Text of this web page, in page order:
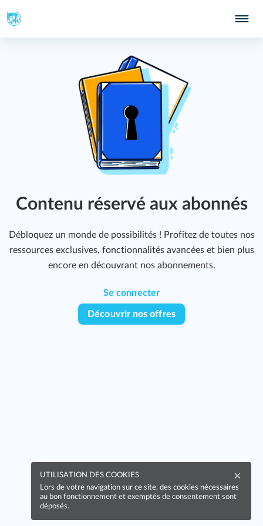
Contenu réservé aux abonnés
Débloquez un monde de possibilités ! Profitez de toutes nos
ressources exclusives, fonctionnalités avancées et bien plus
encore en découvrant nos abonnements.
Se connecter
Découvrir nos offres
UTILISATION DES COOKIES
Lors de votre navigation sur ce site, des cookies nécessaires
au bon fonctionnement et exemptés de consentement sont
déposés.